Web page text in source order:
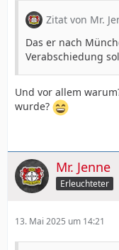
Zitat von Mr.
Das er nach
Verabschiedung
Und vor allem
wurde?
Mr. Jenne
Erleuchteter
13. Mai 2025 um 14:21